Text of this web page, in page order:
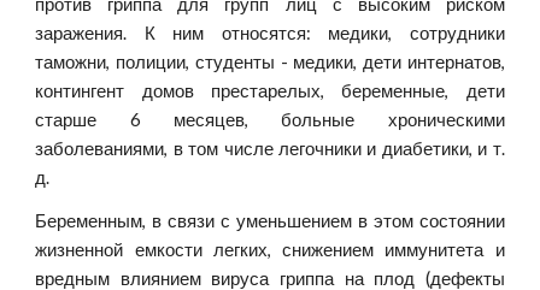
заражения. К ним относятся: медики, сотрудники
таможни, полиции, студенты - медики, дети интернатов,
контингент домов престарелых, беременные, дети
старше 6 месяцев, больные хроническими
заболеваниями, в том числе легочники и диабетики, и т.
д.
Беременным, в связи с уменьшением в этом состоянии
жизненной емкости легких, снижением иммунитета и
вредным влиянием вируса гриппа на плод (дефекты